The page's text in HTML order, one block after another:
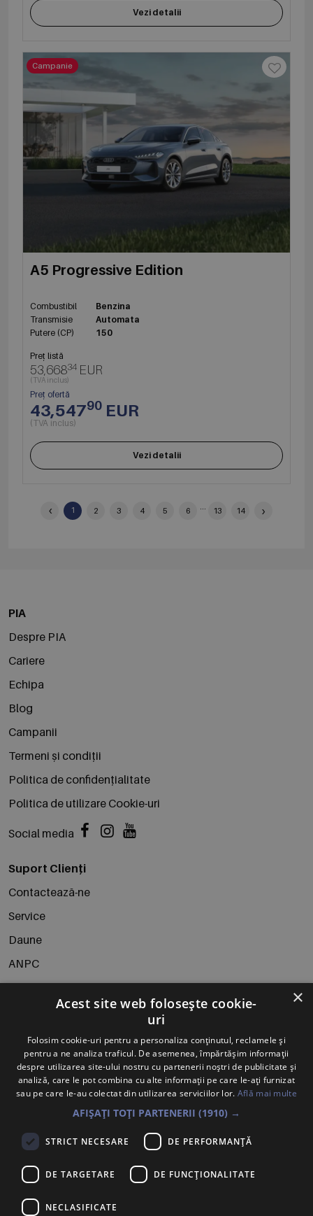
Vezi detalii
Campanie
A5 Progressive Edition
Combustibil
Benzina
Transmisie
Automata
Putere (CP)
150
Preț listă
53,66834 EUR
(TVA inclus)
Preț ofertă
43,54790 EUR
(TVA inclus)
Vezi detalii
‹ 1 2 3 4 5 6 ... 13 14 ›
PIA
Despre PIA
Cariere
Echipa
Blog
Campanii
Termeni și condiții
Politica de confidențialitate
Politica de utilizare Cookie-uri
Social media
Suport Clienți
Contactează-ne
Service
Daune
ANPC
Politica de retur
Abonează-te la Newsletter
tale preferate.
×
Acest site web folosește cookie-
uri
Folosim cookie-uri pentru a personaliza conținutul, reclamele și
pentru a ne analiza traficul. De asemenea, împărtășim informații
despre utilizarea site-ului nostru cu partenerii noștri de publicitate și
analiză, care le pot combina cu alte informații pe care le-ați furnizat
sau pe care le-au colectat din utilizarea serviciilor lor. Află mai multe
AFIȘAȚI TOȚI PARTENERII (1910) →
STRICT NECESARE DE PERFORMANȚĂ
DE TARGETARE DE FUNCŢIONALITATE
NECLASIFICATE